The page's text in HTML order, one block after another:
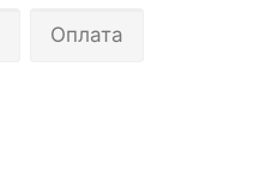
Оплата